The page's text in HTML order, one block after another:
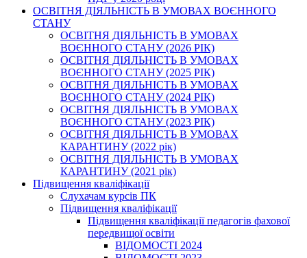
ОСВІТНЯ ДІЯЛЬНІСТЬ В УМОВАХ ВОЄННОГО
СТАНУ
ОСВІТНЯ ДІЯЛЬНІСТЬ В УМОВАХ
ВОЄННОГО СТАНУ (2026 РІК)
ОСВІТНЯ ДІЯЛЬНІСТЬ В УМОВАХ
ВОЄННОГО СТАНУ (2025 РІК)
ОСВІТНЯ ДІЯЛЬНІСТЬ В УМОВАХ
ВОЄННОГО СТАНУ (2024 РІК)
ОСВІТНЯ ДІЯЛЬНІСТЬ В УМОВАХ
ВОЄННОГО СТАНУ (2023 РІК)
ОСВІТНЯ ДІЯЛЬНІСТЬ В УМОВАХ
КАРАНТИНУ (2022 рік)
ОСВІТНЯ ДІЯЛЬНІСТЬ В УМОВАХ
КАРАНТИНУ (2021 рік)
Підвищення кваліфікації
Слухачам курсів ПК
Підвищення кваліфікації
Підвищення кваліфікації педагогів фахової
передвищої освіти
ВІДОМОСТІ 2024